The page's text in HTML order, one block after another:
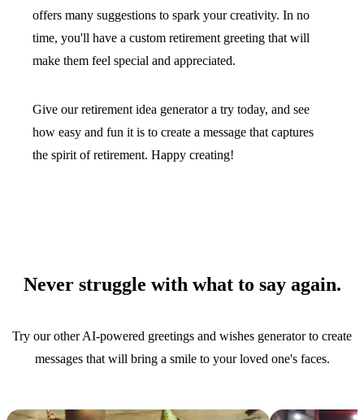
offers many suggestions to spark your creativity. In no
time, you'll have a custom retirement greeting that will
make them feel special and appreciated.
Give our retirement idea generator a try today, and see
how easy and fun it is to create a message that captures
the spirit of retirement. Happy creating!
Never struggle with what to say again.
Try our other AI-powered greetings and wishes generator to create
messages that will bring a smile to your loved one's faces.